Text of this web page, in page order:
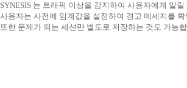
SYNESIS 는 트래픽 이상을 감지하여 사용자에게 알
사용자는 사전에 임계값을 설정하여 경고 메세지를
또한 문제가 되는 세션만 별도로 저장하는 것도 가능